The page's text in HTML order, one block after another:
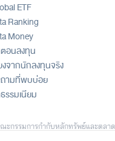
ETF
Ranking
Money
อนลงทุน
งจากนักลงทุนจริง
ามที่พบบ่อย
รรมเนียม
กรรมการกำกับหลักทรัพย์และตล
ดังกล่าวไม่ถือเป็นคำเสนอ คำแ